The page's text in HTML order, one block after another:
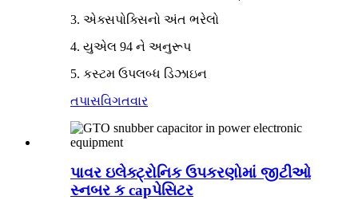
3. એક્સપોક્સિનો અંત ભરેલો
4. યુએલ 94 ને અનુરૂપ
5. કસ્ટમ ઉપલબ્ધ ડિઝાઇન
તપાસવિગતવાર
પાવર ઇલેક્ટ્રોનિક ઉપકરણોમાં જીટીઓ
સ્નબર ક capપેસિટર